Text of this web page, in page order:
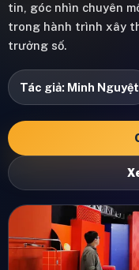
tin, góc nhìn chuyên
trong hành trình xây
trưởng số.
Tác giả: Minh Nguyệt